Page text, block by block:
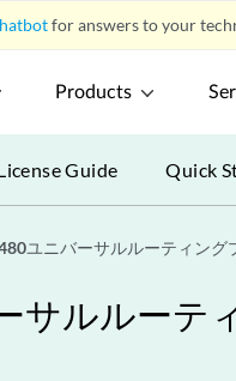
for answers to your
Products
Guide Quick
ユニバーサルルーティング
サルルーテ